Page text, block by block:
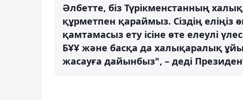
Әлбетте, біз Түрікменстанның
құрметпен қараймыз. Сіздің еліңіз
қамтамасыз ету ісіне өте елеулі
БҰҰ және басқа да халықаралық
жасауға дайынбыз", – деді